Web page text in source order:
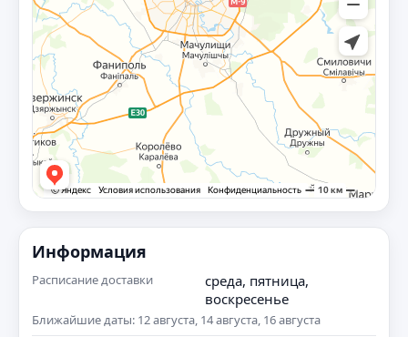
Информация
Расписание доставки
среда, пятница,
воскресенье
Ближайшие даты: 12 августа, 14 августа, 16 августа